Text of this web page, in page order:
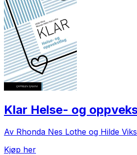
Klar Helse- og
Av Rhonda Nes Lothe og Hilde
Kjøp her